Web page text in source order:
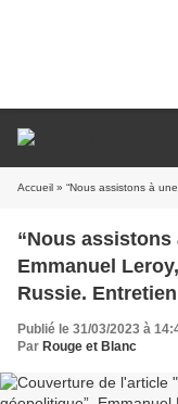
Accueil » “Nous assistons à une révolution géopolitique”,
“Nous
Emmanuel
Russie.
Azalbert
Publié le 31/03/2023 à
Par Rouge et Blanc